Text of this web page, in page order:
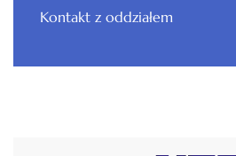
Kontakt z oddziałem